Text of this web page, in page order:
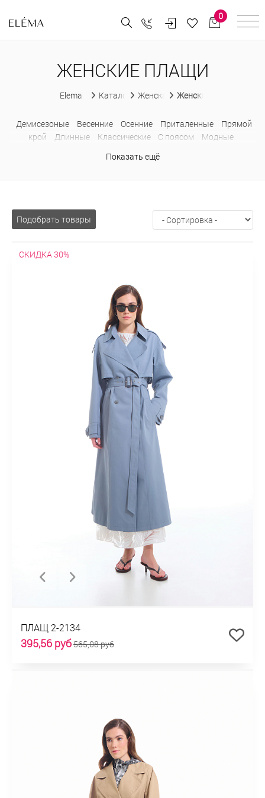
0
ЖЕНСКИЕ ПЛАЩИ
Elema Каталог Женская одеждаЖенские плащи
Демисезоные Весенние Осенние Приталенные
Прямой
крой
Длинные Классические С поясом
Модные
Показать ещё
Подобрать товары
СКИДКА 30%
ПЛАЩ 2-2134
395,56 руб565,08 руб